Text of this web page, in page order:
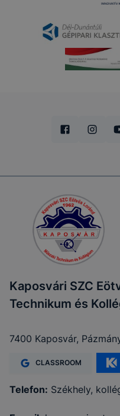
Kaposvári SZC
Technikum és
7400 Kaposvár,
CLASSROOM
Telefon: Székhely,